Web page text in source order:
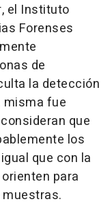
el Instituto
Forenses
de
la detección
misma fue
que
los
que con la
para